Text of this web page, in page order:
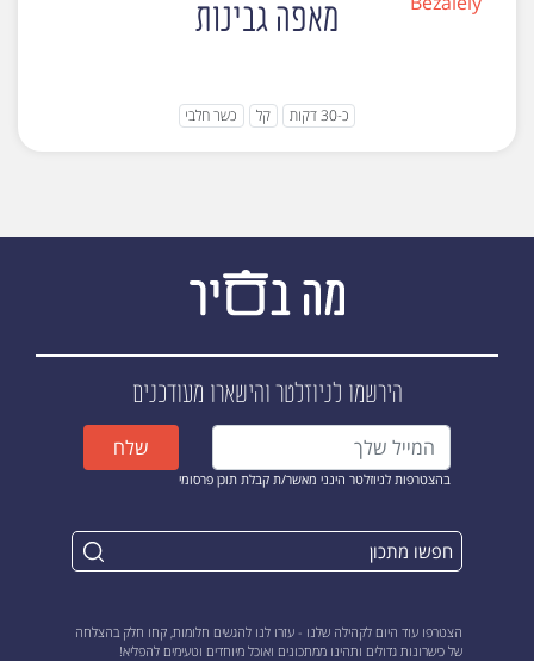
מאפה גבינות
כ-30 דקות קל כשר חלבי
הירשמו לניוזלטרוהישארו מעודכנים
בהצטרפות לניוזלטר הינני מאשר/ת קבלת תוכן פרסומי
שלח
הצטרפו עוד היום לקהילה שלנו - עזרו לנו להגשים חלומות, קחו חלק בהצלחה
של כישרונות גדולים ותהינו ממתכונים ואוכל מיוחדים וטעימים להפליא!